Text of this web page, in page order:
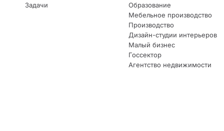
Задачи
Образование
Мебельное производство
Производство
Дизайн-студии интерьеров
Малый бизнес
Госсектор
Агентство недвижимости